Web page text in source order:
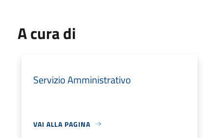
A cura di
Servizio Amministrativo
VAI ALLA PAGINA